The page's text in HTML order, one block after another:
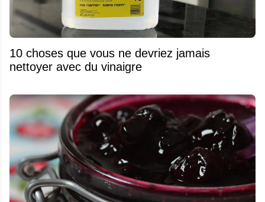
10 choses que vous ne devriez jamais
nettoyer avec du vinaigre